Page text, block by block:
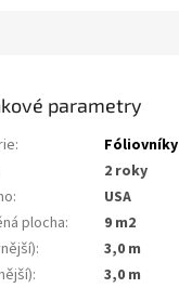
parametry
:
Fóliovníky
2 roky
:
USA
plocha:
9 m2
:
3,0 m
:
3,0 m